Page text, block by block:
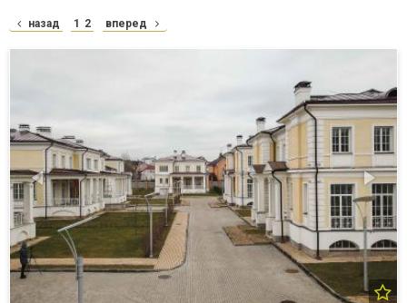
назад 1 2 вперед